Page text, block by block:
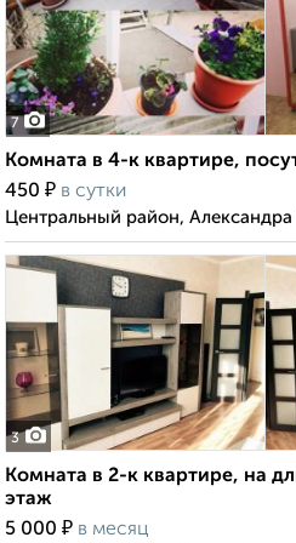
7
Комната в 4-к квартире,
450 ₽ в сутки
Центральный район,
3
Комната в 2-к квартире, на
этаж
5 000 ₽ в месяц